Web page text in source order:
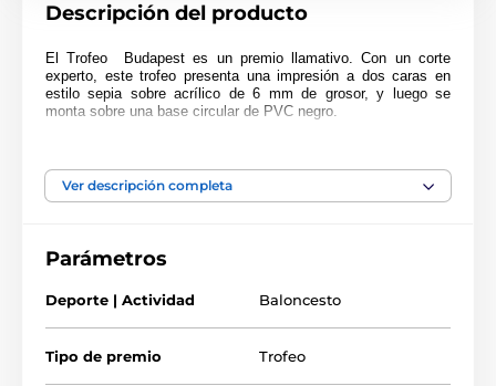
Descripción del producto
El Trofeo
Budapest es un premio llamativo. Con un corte
experto, este trofeo presenta una impresión a dos caras en
estilo sepia sobre acrílico de 6 mm de grosor, y luego se
monta sobre una base circular de PVC negro.
Ver descripción completa
Parámetros
Deporte | Actividad Baloncesto
Tipo de premio Trofeo